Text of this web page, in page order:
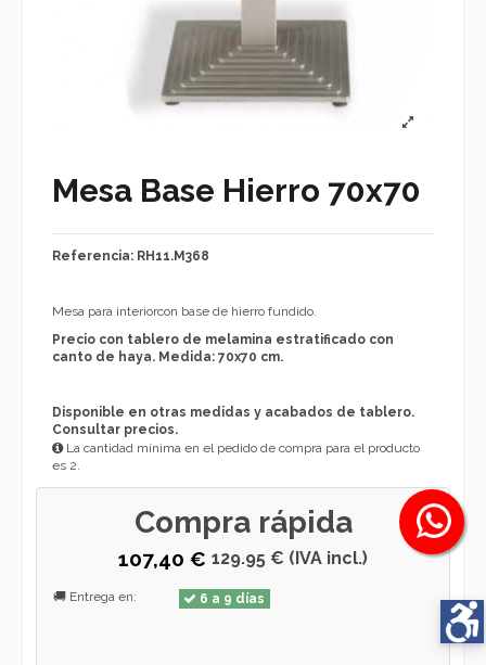
Mesa Base Hierro 70x70
Referencia: RH11.M368
Mesa para interiorcon base de hierro fundido.
Precio con tablero de melamina estratificado con
canto de haya. Medida: 70x70 cm.
Disponible en otras medidas y acabados de tablero.
Consultar precios.
La cantidad mínima en el pedido de compra para el producto
es 2.
Compra rápida
107,40 € 129.95 € (IVA incl.)
🚚 Entrega en: 6 a 9 días